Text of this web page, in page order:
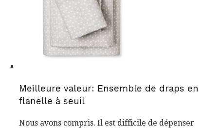
Meilleure valeur: Ensemble de draps en
flanelle à seuil
Nous avons compris. Il est difficile de dépenser